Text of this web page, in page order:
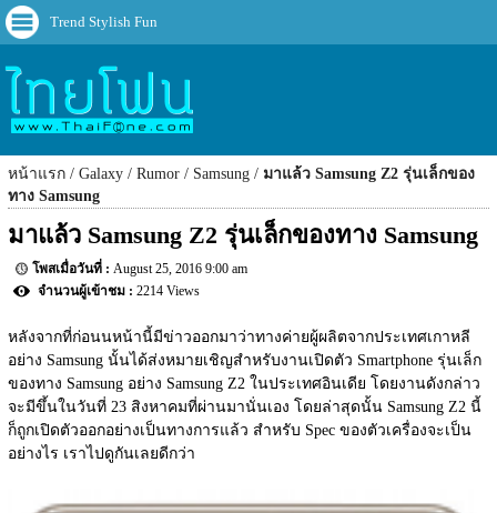
Trend Stylish Fun
หน้าแรก Galaxy Rumor Samsung
มาแล้ว Samsung Z2 รุ่นเล็กของ
ทาง Samsung
มาแล้ว Samsung Z2 รุ่นเล็กของทาง Samsung
August 25, 2016 9:00 am
2214 Views
หลังจากที่ก่อนนหน้านี้มีข่าวออกมาว่าทางค่ายผู้ผลิตจากประเทศเกาหลี
อย่าง Samsung นั้นได้ส่งหมายเชิญสำหรับงานเปิดตัว Smartphone รุ่นเล็ก
ของทาง Samsung อย่าง Samsung Z2 ในประเทศอินเดีย โดยงานดังกล่าว
จะมีขึ้นในวันที่ 23 สิงหาคมที่ผ่านมานั่นเอง โดยล่าสุดนั้น Samsung Z2 นี้
ก็ถูกเปิดตัวออกอย่างเป็นทางการแล้ว สำหรับ Spec ของตัวเครื่องจะเป็น
อย่างไร เราไปดูกันเลยดีกว่า